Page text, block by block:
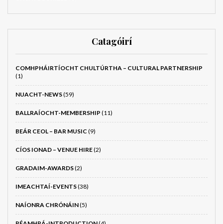
Catagóirí
COMHPHÁIRTÍOCHT CHULTÚRTHA – CULTURAL PARTNERSHIP
(1)
NUACHT-NEWS(59)
BALLRAÍOCHT-MEMBERSHIP (11)
BEÁR CEOL – BAR MUSIC (9)
CÍOS IONAD – VENUE HIRE(2)
GRADAIM-AWARDS(2)
IMEACHTAÍ-EVENTS(38)
NAÍONRA CHRÓNÁIN(5)